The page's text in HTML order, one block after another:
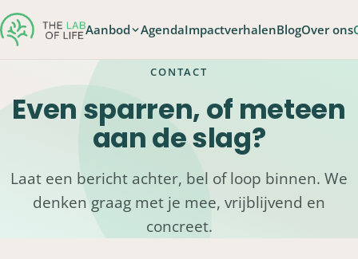
Aanbod AgendaImpactverhalenBlogOver ons
CONTACT
Even sparren, of meteen
aan de slag?
Laat een bericht achter, bel of loop binnen. We
denken graag met je mee, vrijblijvend en
concreet.